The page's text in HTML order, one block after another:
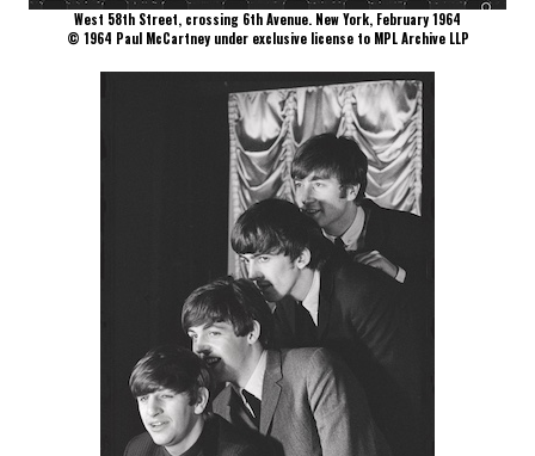
West 58th Street, crossing 6th Avenue. New York, February 1964
© 1964 Paul McCartney under exclusive license to MPL Archive LLP